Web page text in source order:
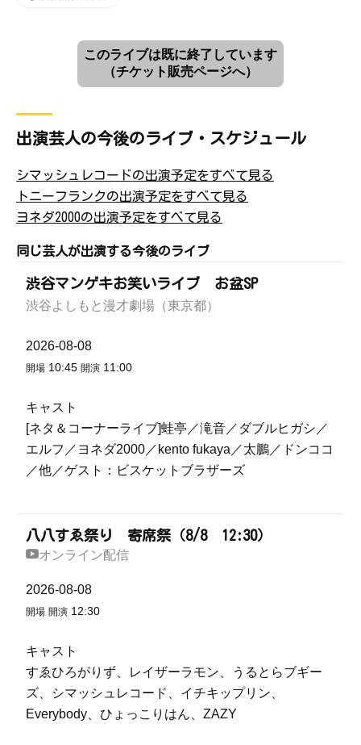
このライブは既に終了しています
（チケット販売ページへ）
出演芸人の今後のライブ・スケジュール
シマッシュレコードの出演予定をすべて見る
トニーフランクの出演予定をすべて見る
ヨネダ2000の出演予定をすべて見る
同じ芸人が出演する今後のライブ
渋谷マンゲキお笑いライブ お盆SP
渋谷よしもと漫才劇場（東京都）
2026-08-08
開場 10:45 開演 11:00
キャスト
[ネタ＆コーナーライブ]蛙亭／滝音／ダブルヒガシ／
エルフ／ヨネダ2000／kento fukaya／太鵬／ドンココ
／他／ゲスト：ビスケットブラザーズ
八八すゑ祭り 寄席祭（8/8 12:30）
オンライン配信
2026-08-08
開場 開演 12:30
キャスト
すゑひろがりず、レイザーラモン、うるとらブギー
ズ、シマッシュレコード、イチキップリン、
Everybody、ひょっこりはん、ZAZY